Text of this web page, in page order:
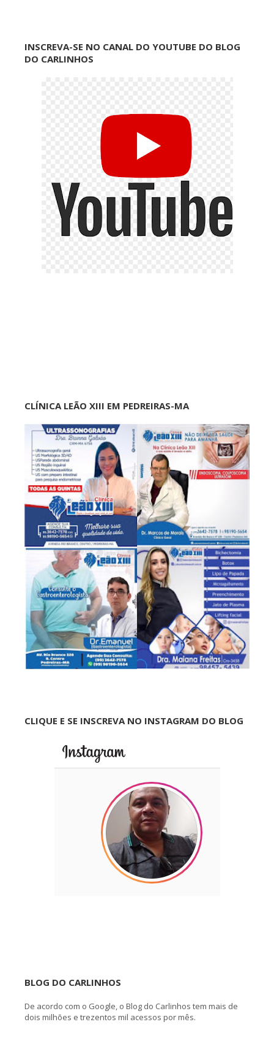
INSCREVA-SE NO CANAL DO YOUTUBE DO BLOG
DO CARLINHOS
CLÍNICA LEÃO XIII EM PEDREIRAS-MA
CLIQUE E SE INSCREVA NO INSTAGRAM DO BLOG
BLOG DO CARLINHOS
De acordo com o Google, o Blog do Carlinhos tem mais de
dois milhões e trezentos mil acessos por mês.